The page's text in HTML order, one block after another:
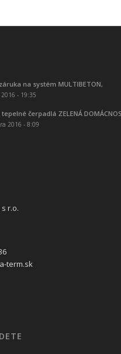
na systém MULTIBETON,
- 19:35
čerpadlá ZELENÁ
2016 - 8:09
s r.o.
term.sk